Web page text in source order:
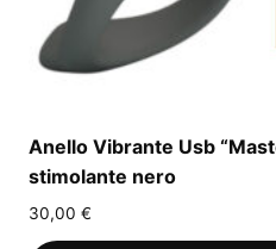
Anello Vibrante Usb
stimolante nero
30,00 €